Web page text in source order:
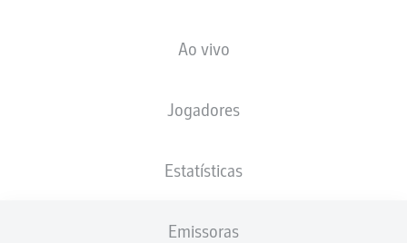
Ao vivo
Jogadores
Estatísticas
Emissoras